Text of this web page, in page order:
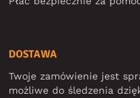
DOSTAWA
Twoje zamówienie jest
możliwe do śledzenia